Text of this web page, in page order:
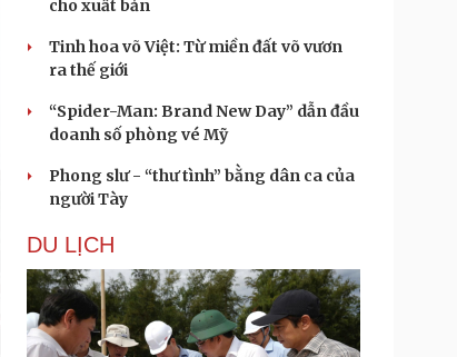
cho xuất bản
Tinh hoa võ Việt: Từ miền đất võ vươn
ra thế giới
“Spider-Man: Brand New Day” dẫn đầu
doanh số phòng vé Mỹ
Phong slư - “thư tình” bằng dân ca của
người Tày
DU LỊCH